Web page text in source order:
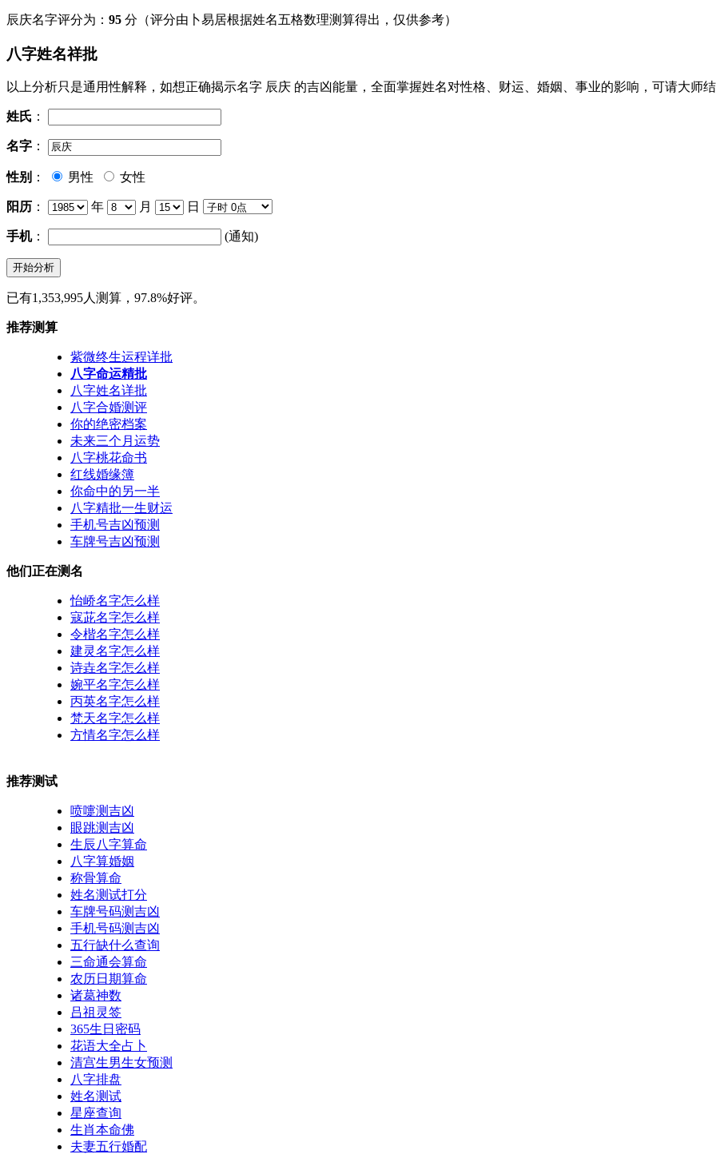
辰庆名字评分为： 95 分（评分由卜易居根据姓名五格数理测算得出，仅供参考）
八字姓名祥批
以上分析只是通用性解释，如想正确揭示名字 辰庆 的吉凶能量，全面掌握姓名对性格、财运、婚姻、事业的影响，可请大师
姓氏 ：
名字 ：
性别 ： 男性 女性
阳历 ： 年 月 日
手机： (通知)
已有1,353,995人测算，97.8%好评。
推荐测算
紫微终生运程详批
八字命运精批
八字姓名详批
八字合婚测评
你的绝密档案
未来三个月运势
八字桃花命书
红线婚缘簿
你命中的另一半
八字精批一生财运
手机号吉凶预测
车牌号吉凶预测
他们正在测名
怡峤名字怎么样
寇茈名字怎么样
令楷名字怎么样
建灵名字怎么样
诗垚名字怎么样
婉平名字怎么样
丙英名字怎么样
梵天名字怎么样
方情名字怎么样
推荐测试
喷嚏测吉凶
眼跳测吉凶
生辰八字算命
八字算婚姻
称骨算命
姓名测试打分
车牌号码测吉凶
手机号码测吉凶
五行缺什么查询
三命通会算命
农历日期算命
诸葛神数
吕祖灵签
365生日密码
花语大全占卜
清宫生男生女预测
八字排盘
姓名测试
星座查询
生肖本命佛
夫妻五行婚配